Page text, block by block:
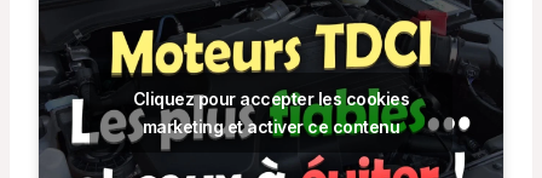
Cliquez pour accepter les cookies
marketing et activer ce contenu